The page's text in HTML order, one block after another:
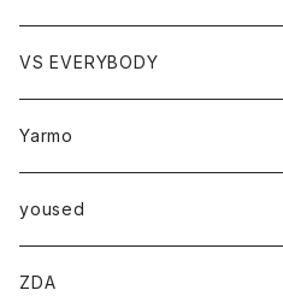
ボトム
スカート
トップス
ベスト
VS EVERYBODY
トップス
Ｔシャツ
Yarmo
アウター
コート
小物
yoused
ZDA